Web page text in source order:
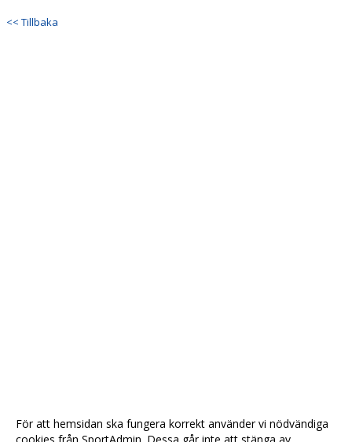
<< Tillbaka
För att hemsidan ska fungera korrekt använder vi nödvändiga